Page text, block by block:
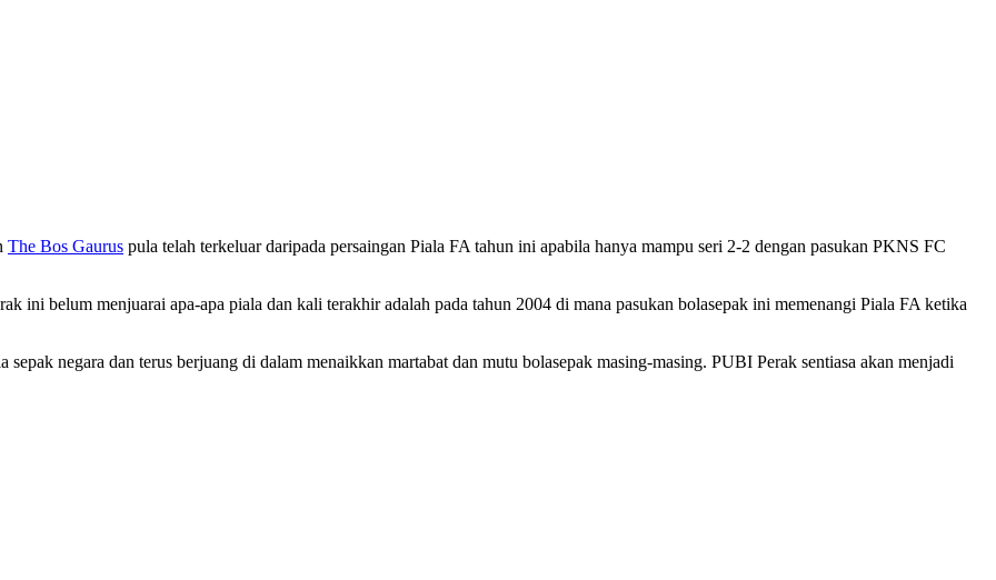
The Bos Gaurus pula telah terkeluar daripada persaingan Piala FA tahun ini apabila hanya mampu seri 2-2 dengan pasukan PKNS FC
ini belum menjuarai apa-apa piala dan kali terakhir adalah pada tahun 2004 di mana pasukan bolasepak ini memenangi Piala FA ketika
negara dan terus berjuang di dalam menaikkan martabat dan mutu bolasepak masing-masing. PUBI Perak sentiasa akan menjadi